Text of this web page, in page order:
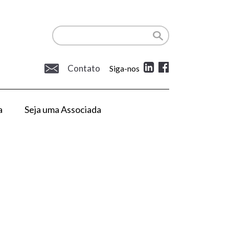
Contato Siga-nos
Seja uma Associada